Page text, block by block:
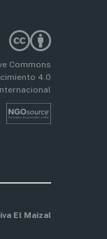
Commons
4.0
El Maizal